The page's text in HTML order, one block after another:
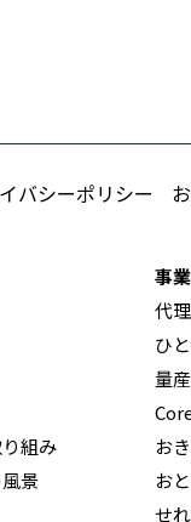
バシーポリシー
組み
景
事
代
ひ
量
お
お
せ